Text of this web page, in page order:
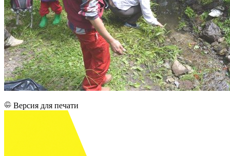
Версия для печати